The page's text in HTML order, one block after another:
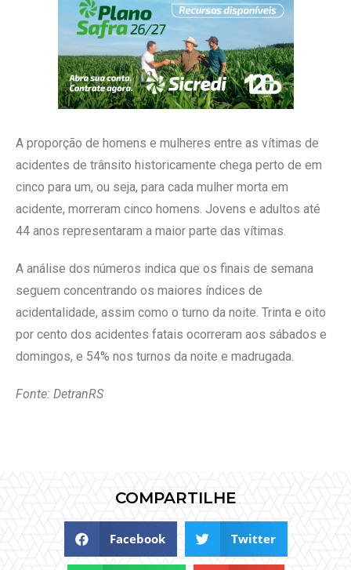
A proporção de homens e mulheres entre as vítimas de
acidentes de trânsito historicamente chega perto de em
cinco para um, ou seja, para cada mulher morta em
acidente, morreram cinco homens. Jovens e adultos até
44 anos representaram a maior parte das vítimas.
A análise dos números indica que os finais de semana
seguem concentrando os maiores índices de
acidentalidade, assim como o turno da noite. Trinta e oito
por cento dos acidentes fatais ocorreram aos sábados e
domingos, e 54% nos turnos da noite e madrugada.
Fonte: DetranRS
COMPARTILHE
Facebook Twitter